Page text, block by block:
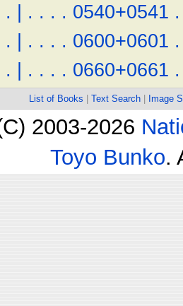
. | . . . . 0540+0541 .
. | . . . . 0600+0601 .
. | . . . . 0660+0661 .
List of Books Text Search Image
2003-2026
Toyo Bunko.